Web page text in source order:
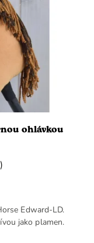
ohlávkou
Edward-LD.
jako plamen.